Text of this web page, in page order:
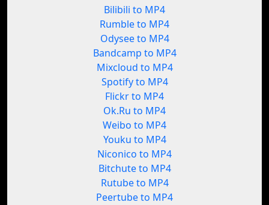
Bilibili to MP4
Rumble to MP4
Odysee to MP4
Bandcamp to MP4
Mixcloud to MP4
Spotify to MP4
Flickr to MP4
Ok.Ru to MP4
Weibo to MP4
Youku to MP4
Niconico to MP4
Bitchute to MP4
Rutube to MP4
Peertube to MP4